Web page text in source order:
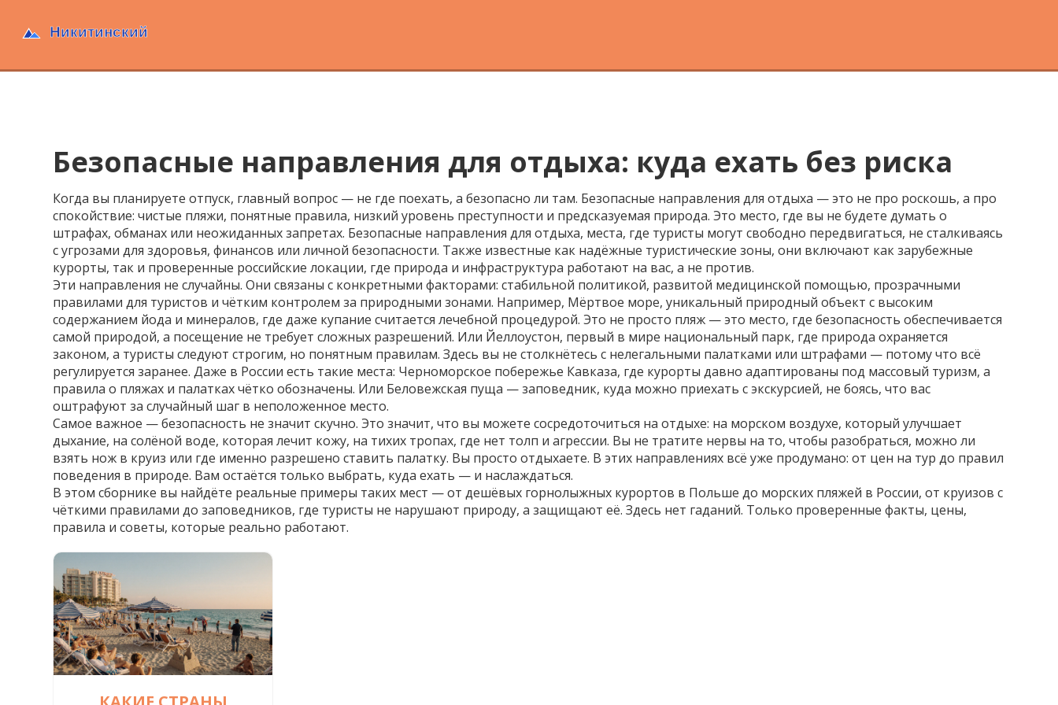
Безопасные направления для отдыха: куда ехать без риска
Когда вы планируете отпуск, главный вопрос — не где поехать, абезопасно ли там. Безопасные направления для отдыха — это не про роскошь, а про
спокойствие: чистые пляжи, понятные правила, низкий уровень преступности и предсказуемая природа. Это место, где вы не будете думать о
штрафах, обманах или неожиданных запретах. Безопасные направления для отдыха, места, где туристы могут свободно передвигаться, не сталкиваясь
с угрозами для здоровья, финансов или личной безопасности. Также известные как надёжные туристические зоны, они включают как зарубежные
курорты, так и проверенные российские локации, где природа и инфраструктура работают на вас, а не против.
Эти направления не случайны. Они связаны с конкретными факторами: стабильной политикой, развитой медицинской помощью, прозрачными
правилами для туристов и чётким контролем за природными зонами. Например, Мёртвое море,уникальный природный объект с высоким
содержанием йода и минералов, где даже купание считается лечебной процедурой. Это не просто пляж — это место, где безопасность обеспечивается
самой природой, а посещение не требует сложных разрешений. Или Йеллоустон, первый в мире национальный парк, где природа охраняется
законом, а туристы следуют строгим, но понятным правилам. Здесь вы не столкнётесь с нелегальными палатками или штрафами — потому что всё
регулируется заранее. Даже в России есть такие места: Черноморское побережье Кавказа, где курорты давно адаптированы под массовый туризм, а
правила о пляжах и палатках чётко обозначены. Или Беловежская пуща — заповедник, куда можно приехать с экскурсией, не боясь, что вас
оштрафуют за случайный шаг в неположенное место.
Самое важное — безопасность не значит скучно. Это значит, что вы можете сосредоточиться на отдыхе: на морском воздухе, который улучшает
дыхание, на солёной воде, которая лечит кожу, на тихих тропах, где нет толп и агрессии. Вы не тратите нервы на то, чтобы разобраться, можно ли
взять нож в круиз или где именно разрешено ставить палатку. Вы просто отдыхаете. В этих направлениях всё уже продумано: от цен на тур до правил
поведения в природе. Вам остаётся только выбрать, куда ехать — и наслаждаться.
В этом сборнике вы найдёте реальные примеры таких мест — от дешёвых горнолыжных курортов в Польше до морских пляжей в России, от круизов с
чёткими правилами до заповедников, где туристы не нарушают природу, а защищают её. Здесь нет гаданий. Только проверенные факты, цены,
правила и советы, которые реально работают.